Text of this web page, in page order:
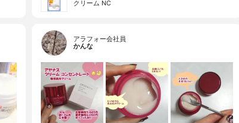
クリーム NC
アラフォー会社員
かんな